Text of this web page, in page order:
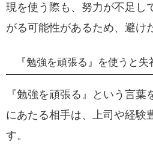
現を使う際も、努力が不足し
がる可能性があるため、避け
『勉強を頑張る』を使うと失
『勉強を頑張る』という言葉
にあたる相手は、上司や経験
す。